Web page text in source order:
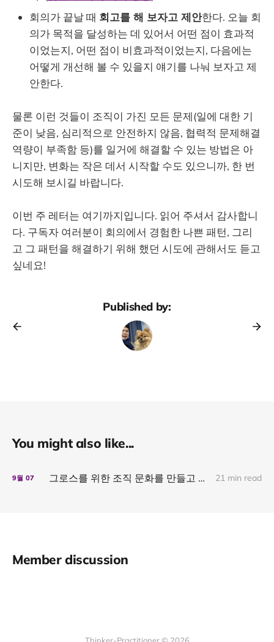
회의가 끝날 때 회고를 해 보자고 제안한다. 오늘 회
의가 목적을 달성하는 데 있어서 어떤 점이 효과적
이었는지, 어떤 점이 비효과적이었는지, 다음에는
어떻게 개선해 볼 수 있을지 얘기를 나눠 보자고 제
안한다.
물론 이런 것들이 조직이 가진 모든 문제(일에 대한 기
준이 낮음, 심리적으로 안전하지 않음, 협력적 문제해결
역량이 부족함 등)를 일거에 해결할 수 있는 방법은 아
니지만, 변화는 작은 데서 시작할 수도 있으니까, 한 번
시도해 보시길 바랍니다.
이번 주 레터는 여기까지입니다. 읽어 주셔서 감사합니
다. 구독자 여러분이 회의에서 경험한 나쁜 패턴, 그리
고 그 패턴을 해결하기 위해 했던 시도에 관해서도 듣고
싶네요!
Published by:
You might also like...
9월 07 그로스를 위한 조직 문화를 만들고 싶은 분들께 21 min read
Member discussion